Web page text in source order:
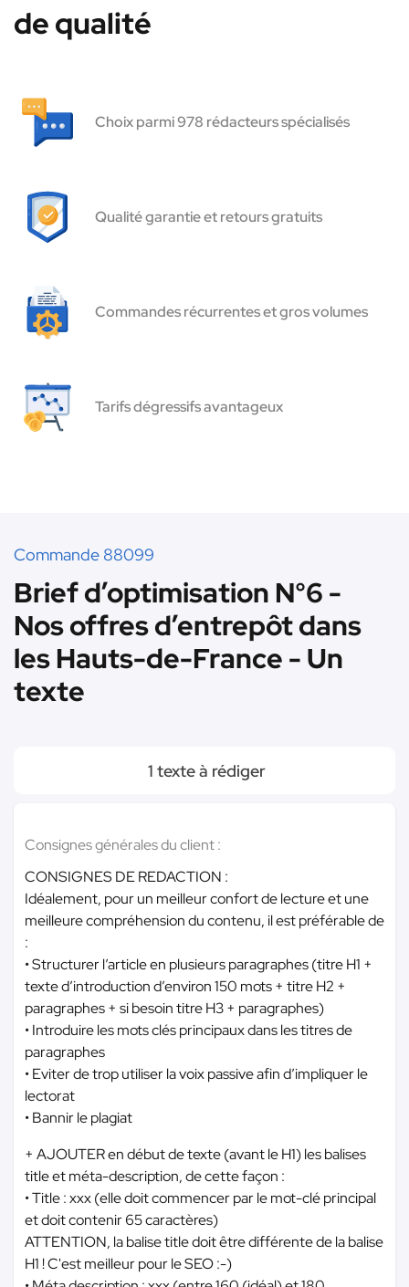
de qualité
Choix parmi 978 rédacteurs spécialisés
Qualité garantie et retours gratuits
Commandes récurrentes et gros volumes
Tarifs dégressifs avantageux
Commande 88099
Brief d’optimisation N°6 -
Nos offres d’entrepôt dans
les Hauts-de-France - Un
texte
1 texte à rédiger
Consignes générales du client :
CONSIGNES DE REDACTION :
Idéalement, pour un meilleur confort de lecture et une
meilleure compréhension du contenu, il est préférable de
:
• Structurer l’article en plusieurs paragraphes (titre H1 +
texte d’introduction d’environ 150 mots + titre H2 +
paragraphes + si besoin titre H3 + paragraphes)
• Introduire les mots clés principaux dans les titres de
paragraphes
• Eviter de trop utiliser la voix passive afin d’impliquer le
lectorat
• Bannir le plagiat
+ AJOUTER en début de texte (avant le H1) les balises
title et méta-description, de cette façon :
• Title : xxx (elle doit commencer par le mot-clé principal
et doit contenir 65 caractères)
ATTENTION, la balise title doit être différente de la balise
H1 ! C'est meilleur pour le SEO :-)